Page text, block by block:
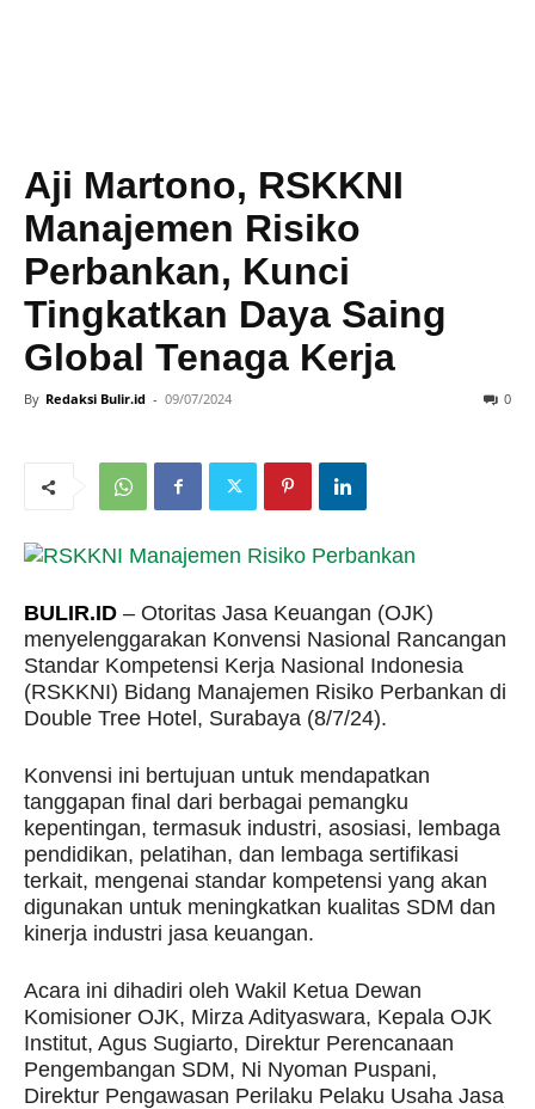
Aji Martono, RSKKNI
Manajemen Risiko
Perbankan, Kunci
Tingkatkan Daya Saing
Global Tenaga Kerja
By Redaksi Bulir.id - 09/07/2024 0
BULIR.ID – Otoritas Jasa Keuangan (OJK)
menyelenggarakan Konvensi Nasional Rancangan
Standar Kompetensi Kerja Nasional Indonesia
(RSKKNI) Bidang Manajemen Risiko Perbankan di
Double Tree Hotel, Surabaya (8/7/24).
Konvensi ini bertujuan untuk mendapatkan
tanggapan final dari berbagai pemangku
kepentingan, termasuk industri, asosiasi, lembaga
pendidikan, pelatihan, dan lembaga sertifikasi
terkait, mengenai standar kompetensi yang akan
digunakan untuk meningkatkan kualitas SDM dan
kinerja industri jasa keuangan.
Acara ini dihadiri oleh Wakil Ketua Dewan
Komisioner OJK, Mirza Adityaswara, Kepala OJK
Institut, Agus Sugiarto, Direktur Perencanaan
Pengembangan SDM, Ni Nyoman Puspani,
Direktur Pengawasan Perilaku Pelaku Usaha Jasa